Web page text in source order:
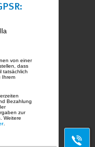
von einer
dass
tatsächlich
Ihrem
Bezahlung
zur
Weitere
.